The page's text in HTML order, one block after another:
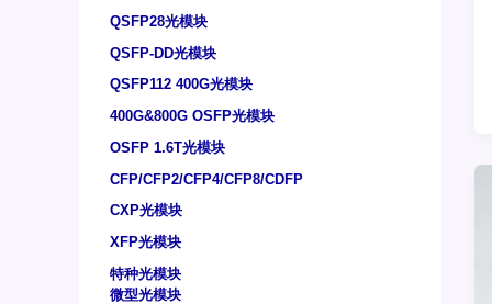
QSFP28光模块
QSFP-DD光模块
QSFP112 400G光模块
400G&800G OSFP光模块
OSFP 1.6T光模块
CFP/CFP2/CFP4/CFP8/CDFP
CXP光模块
XFP光模块
特种光模块
微型光模块